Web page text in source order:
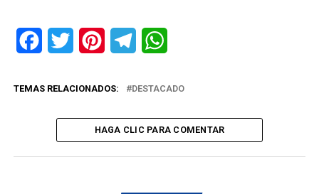
FacebookTwitter PinterestTelegram
TEMAS RELACIONADOS: DESTACADO
HAGA CLIC PARA COMENTAR